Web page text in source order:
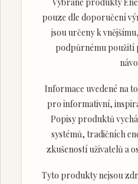
pouze dle doporučení
jsou určeny k
podpůrnému použití
Informace uvedené na
pro informativní,
Popisy produktů
systémů, tradičních
zkušeností uživatelů a
Tyto produkty nejsou